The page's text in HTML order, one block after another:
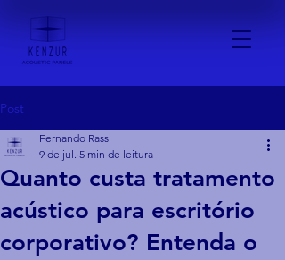
Post
Quanto custa tratamento
acústico para escritório
corporativo? Entenda o
Fernando Rassi
9 de jul. 5 min de leitura